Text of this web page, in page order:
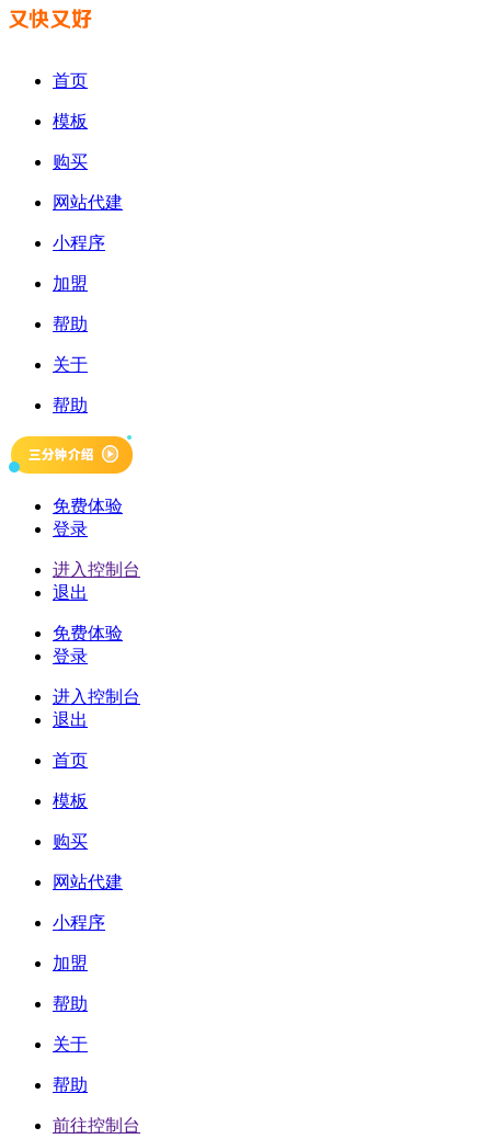
首页
模板
购买
网站代建
小程序
加盟
帮助
关于
帮助
免费体验
登录
进入控制台
退出
免费体验
登录
进入控制台
退出
首页
模板
购买
网站代建
小程序
加盟
帮助
关于
帮助
前往控制台